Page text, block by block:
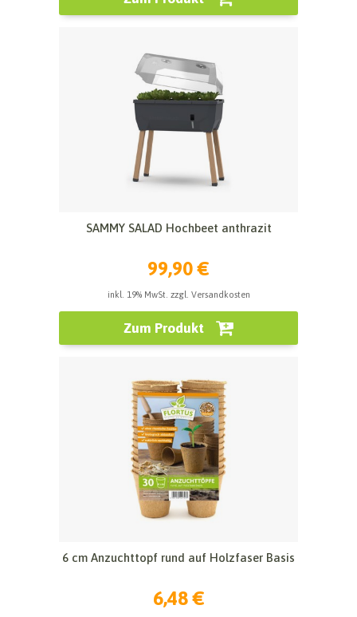
SAMMY SALAD Hochbeet anthrazit
99,90 €
inkl. 19% MwSt. zzgl. Versandkosten
Zum Produkt
6 cm Anzuchttopf rund auf Holzfaser Basis
6,48 €